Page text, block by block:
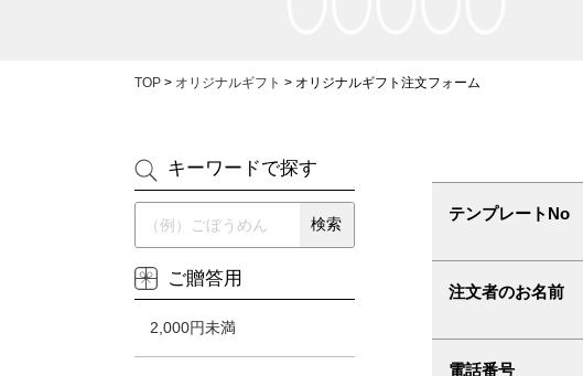
TOP > オリジナルギフト > オリジナルギフト注文フォーム
テンプレートNo
注文者のお名前
電話番号
キーワードで探す
ご贈答用
2,000円未満